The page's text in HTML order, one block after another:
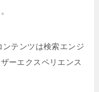
テンツは検索エンジ
ーエクスペリエンス